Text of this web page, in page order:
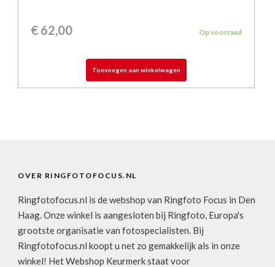
€ 62,00 Op voorraad
Toevoegen aan winkelwagen
OVER RINGFOTOFOCUS.NL
Ringfotofocus.nl is de webshop van Ringfoto Focus in Den
Haag. Onze winkel is aangesloten bij Ringfoto, Europa's
grootste organisatie van fotospecialisten. Bij
Ringfotofocus.nl koopt u net zo gemakkelijk als in onze
winkel! Het Webshop Keurmerk staat voor